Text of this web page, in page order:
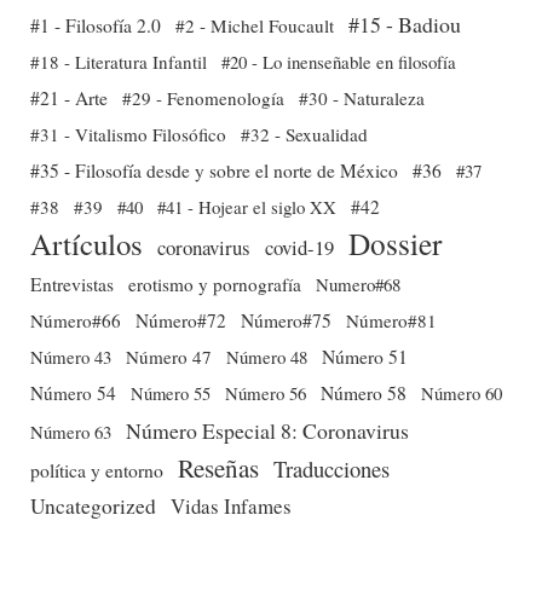
#1 - Filosofía 2.0 #2 - Michel Foucault #15 - Badiou
#18 - Literatura Infantil #20 - Lo inenseñable en filosofía
#21 - Arte #29 - Fenomenología
#30 - Naturaleza
#31 - Vitalismo Filosófico
#32 - Sexualidad
#35 - Filosofía desde y sobre el norte de México #36 #37
#38
#39 #40 #41 - Hojear el siglo XX #42
Artículos coronavirus covid-19 Dossier
Entrevistas erotismo y pornografía
Numero#68
Número#66
Número#72 Número#75
Número#81
Número 43 Número 47 Número 48 Número 51
Número 54 Número 55 Número 56 Número 58
Número 60
Número 63 Número Especial 8: Coronavirus
política y entorno Reseñas Traducciones
Uncategorized Vidas Infames